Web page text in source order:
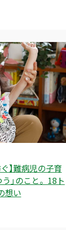
】難病児の子育
」のこと。18ト
想い